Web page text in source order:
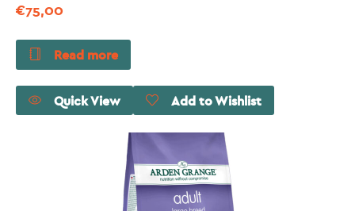
€75,00
Read more
Quick View Add to Wishlist